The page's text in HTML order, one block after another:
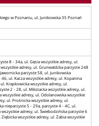
w Poznaniu, ul. Junikowska 35 Poznań
8 - 34a, ul. Gęsia wszystkie adresy, ul.
adresy, ul. Grunwaldzka parzyste 248
parzyste 58, ul. Junikowska
ul. Kacza wszystkie adresy, ul. Kopanina
Krapkowicka wszystkie adresy, ul.
2 - 28, ul. Mikstacka wszystkie adresy, ul.
wszystkie adresy, ul. Odolanowska wszystkie
ul. Prośnicka wszystkie adresy, ul.
nieparzyste 5 - 29a, parzyste 4 - 4C, ul.
adresy, ul. Świebodzińska parzyste 6
wszystkie adresy, ul. Żabia wszystkie